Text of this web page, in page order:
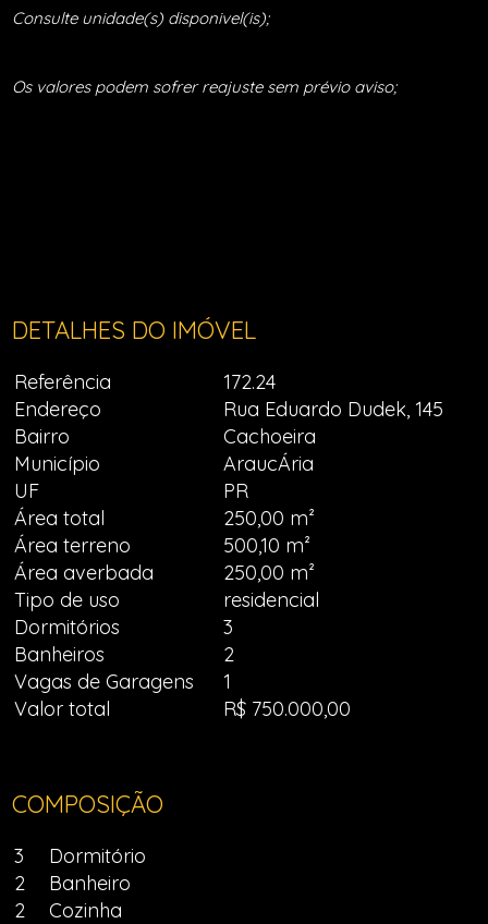
Consulte unidade(s) disponivel(is);
Os valores podem sofrer reajuste sem prévio aviso;
DETALHES DO IMÓVEL
Referência
172.24
Endereço
Rua Eduardo Dudek, 145
Bairro
Cachoeira
Município
AraucÁria
UF
PR
Área total
250,00 m²
Área terreno
500,10 m²
Área averbada
250,00 m²
Tipo de uso
residencial
Dormitórios
3
Banheiros
2
Vagas de Garagens
1
Valor total
R$ 750.000,00
COMPOSIÇÃO
3
Dormitório
2
Banheiro
2
Cozinha